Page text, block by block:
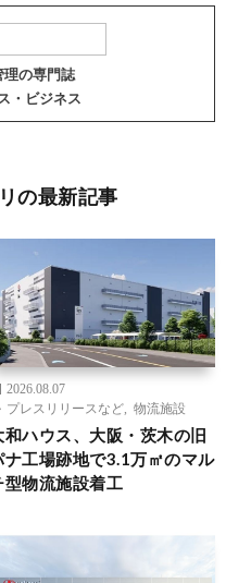
理の専門誌
・ビジネス
の最新記事
2026.08.07
プレスリリースなど
物流施設
和ハウス、大阪・茨木の旧
ナ工場跡地で3.1万㎡のマル
型物流施設着工